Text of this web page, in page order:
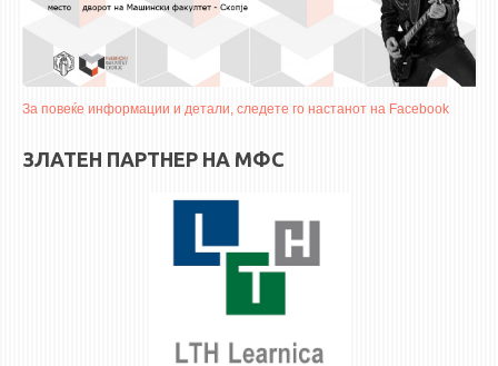
ASSISTANTS
LECTORS
За повеќе информации и детали, следете го настанот на Facebook
ЗЛАТЕН ПАРТНЕР НА МФС